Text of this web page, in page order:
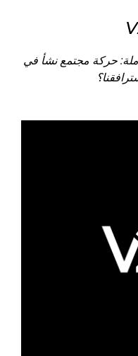
حركة مجتمع نشأ في